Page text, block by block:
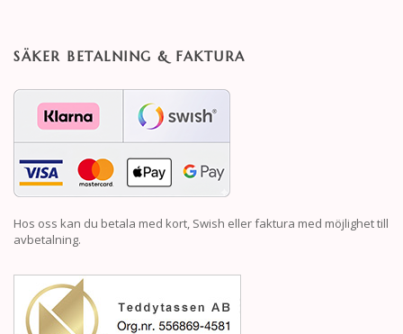
SÄKER BETALNING & FAKTURA
Hos oss kan du betala med kort, Swish eller faktura med möjlighet till
avbetalning.